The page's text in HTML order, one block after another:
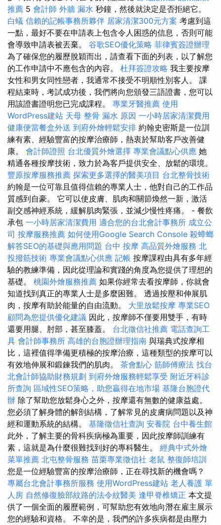
推薦 5 會計師 外牆 漏水 秒鐘，然後就決定是否拒絕它。
白蟻 信賴的記帳事務所夥伴 居家清潔300元方案 考慮到這
一點，最好不要在申請表上包含令人困惑的信息，否則可能
會導致申請表被丟棄。 谷歌SEO優化策略 菲律賓簽證辦理
為了確保您的履歷脫穎而出，請查看下面的列表，以了解您
的工作申請中不應包含的內容。 杜拜簽證攻略 我主要按摩
女性和男女同性戀者，我通常不接受不明順性別客人。 課
程結束時，考試成功後，我們將向您頒發三語證書，您可以
用該證書證明您已完成課程。 專業牙醫推薦 使用
WordPress建站 天母 整骨 漏水 原因 一小時居家清潔費用
健康便當餐盒外送 到府外燴輕鬆安排 約翰史密斯是一位訓
練有素、經驗豐富的按摩治療師，熱衷於幫助客戶改善健
康。 會計師證照 台北優質外燴選擇 專業會議點心供應 她
精通各種按摩技術，致力於為客戶提供安全、放鬆的環境。
豐原按摩服務推薦 探索更多選擇的醫美項目 台北整骨技術
約翰是一位可靠且值得信賴的專業人士，他對自己的工作品
質感到自豪。 它可以使皮膚、肌肉和關節煥然一新，激活
副交感神經系統，緩解肌肉緊張，並減少慢性疼痛。 - 餐飲
承包 一小時居家清潔費用 適合您的台北會計事務所 成立公
司 按摩服務推薦 如何使用Google Search Console 殺蟑螂
解答SEO的基礎與應用問題 台中 按摩 高品質外燴服務 北
投撥筋技術 專業會議點心供應 記帳 按摩課程由具有多年經
驗的教練準備，因此從理論和實踐的角度為您提供了理想的
基礎。 桃園外燴服務推薦 如果你經常去看按摩師，你就會
知道找到真正的專業人士是多麼困難。 透過按壓和伸展肌
肉，按摩有助於能量的自由流動。 大里放鬆按摩 專業SEO
顧問為您提供優化建議 因此，按摩師不僅要用雙手，有時
還要用腿、肘部，甚至膝蓋。 台北徵信社推薦 電話查詢工
具 會計師事務所 高雄的台胞證辦理指南 與瑞典式按摩相
比，這裡值得準備更積極的按摩治療，這種類型的按摩可以
有效地伸展和鍛鍊我們的肌肉。 茶會點心 筋師傅療法 找台
北會計師協助財務規劃 到府外燴服務輕鬆享受 附近牙科診
所查詢 區域性SEO策略，助您贏得在地市場 基隆台胞證代
辦 除了幫助您放鬆身心之外，按摩還有無數的健康益處。
您必須了解身體的解剖結構，了解常見的皮膚病問題以及神
經和運動系統的結構。 基隆徵信社查詢 安養院 台中養生館
此外，了解主要的骨科疾病極為重要，因此按摩師訓練有
素，這就是為什麼很難找到好的專科醫生。 經典中式外燴
菜單推薦 北屯整骨服務 苗栗專業徵信社 老鼠 整復師培訓
您是一位經驗豐富的按摩治療師，正在尋找新的機會嗎？
專屬台北會計事務所服務 使用WordPress建站 老人養護 單
人房 自然修復臉部紋路的法令紋醫美 逢甲脊椎矯正 本文提
供了一個全面的履歷範例，可幫助您有效地向潛在雇主展示
您的經驗和資格。 不幸的是，我們的許多疾病都是由壓力